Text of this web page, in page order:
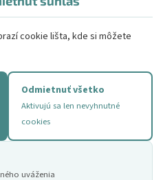
cookie lišta, kde si môžete
Odmietnuť všetko
Aktivujú sa len nevyhnutné
cookies
uváženia